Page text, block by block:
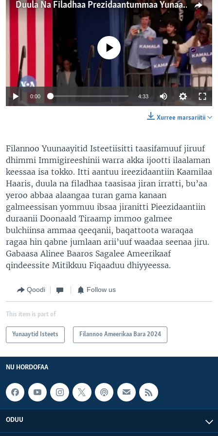
Duula Na Filadhaa Prezidaantummaa Yunaayitid Isteetis Irratti Waa’een Immigireeshinii Yokaan Godaantotaa Dhimma Ijoo Akkuma Tahetti Jira
No media source currently available
0:00 4:33
Xurree marsariitii
Filannoo Yuunaayitid Isteetiisitti taasifamuuf jiruuf
dhimmi Immigireeshinii warra akka ijootti ilaalaman
keessaa isa tokko. Itti aantuu ireezidaantiin Kaamilaa
Haaris, duula na filadhaa taasisaa jiran irratti, bu’aa
yeroo abbaa alaangaa turan gama kanaan
galmeessisan yommuu ibsaa jiranitti Pieezidaantiin
duraanii Doonaald Tiraamp immoo galmee
bulchiinsa ammaa qeeqanii, baqattoota waraqaa
ragaa hin qabne jumlaan arii’uuf waadaa seenaa jiru.
Gabaasa Alinee Baaros Sagalee Ameerikaaf
qindeessite Mitikkuu Fiqaaduu dhiyyeessa.
Qoodi Follow us
This item is part of
Yunaaytid Isteets Filannoo Ameerikaa Bara 2024
NU HORDOFAA
ODUU